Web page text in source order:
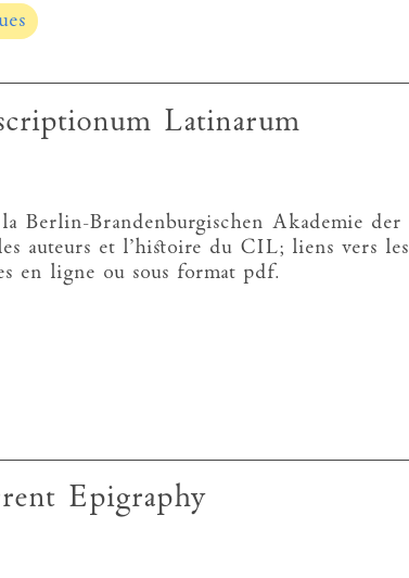
Latinarum
Berlin-Brandenburgischen Akademie der
auteurs et l’histoire du CIL; liens vers les
en ligne ou sous format pdf.
Epigraphy